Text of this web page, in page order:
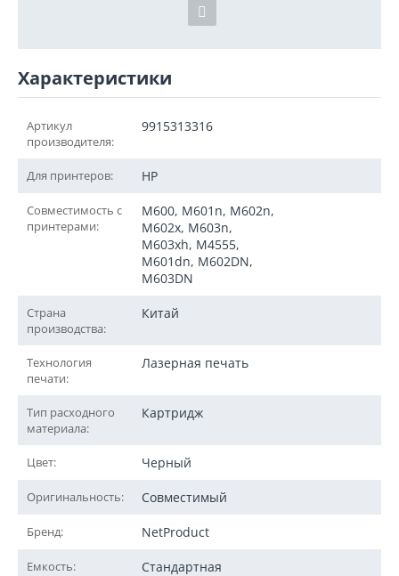
Характеристики
Артикул
производителя:
9915313316
Для принтеров: HP
Совместимость с
принтерами:
M600, M601n, M602n,
M602x, M603n,
M603xh, M4555,
M601dn, M602DN,
M603DN
Страна
производства:
Китай
Технология
печати:
Лазерная печать
Тип расходного
материала:
Картридж
Цвет: Черный
Оригинальность: Совместимый
Бренд: NetProduct
Емкость: Стандартная